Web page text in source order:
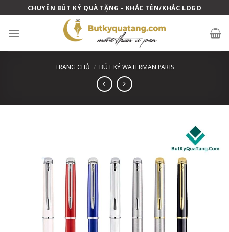
to
content
CHUYÊN BÚT KÝ QUÀ TẶNG - KHẮC TÊN/KHẮC LOGO
TRANG CHỦ / BÚT KÝ WATERMAN PARIS